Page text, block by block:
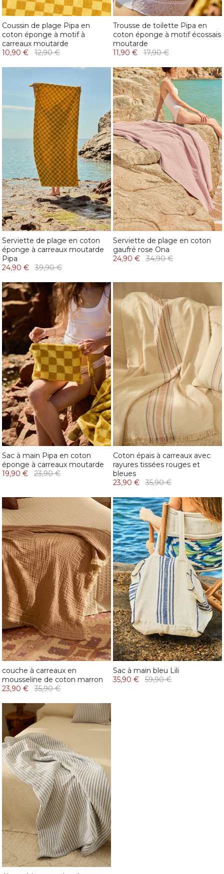
Coussin de plage Pipa en
coton éponge à motif à
carreaux moutarde
10,90 €
12,90 €
Trousse de toilette Pipa en
coton éponge à motif écossais
moutarde
11,90 €
17,90 €
Serviette de plage en coton
éponge à carreaux moutarde
Pipa
24,90 €
39,90 €
Serviette de plage en coton
gaufré rose Ona
24,90 €
34,90 €
Sac à main Pipa en coton
éponge à carreaux moutarde
19,90 €
23,90 €
Coton épais à carreaux avec
rayures tissées rouges et
bleues
23,90 €
35,90 €
couche à carreaux en
mousseline de coton marron
23,90 €
35,90 €
Sac à main bleu Lili
35,90 €
59,90 €